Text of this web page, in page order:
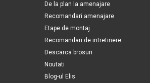
De la plan la amenajare
Recomandari amenajare
Etape de montaj
Recomandari de intretinere
Descarca brosuri
Noutati
Blog-ul Elis